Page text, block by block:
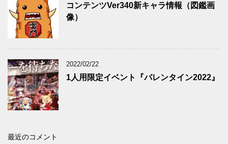
コンテンツVer340新キャラ情報（図鑑画
像）
2022/02/22
1人用限定イベント『バレンタイン2022』
最近のコメント